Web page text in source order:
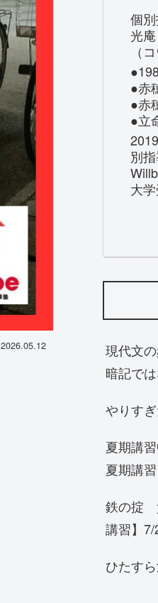
2026.05.12
個
光
（
●赤
●赤
●立
別
大
現代文
暗記で
やりす
夏期講
夏期講
鉄の掟
講習】7/
ひたす